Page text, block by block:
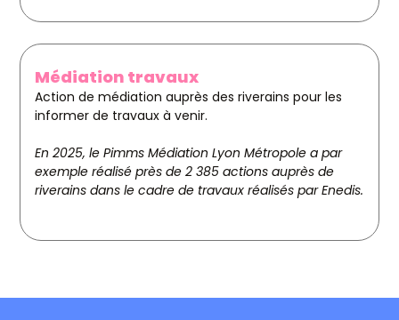
Médiation travaux
Action de médiation auprès des riverains pour les
informer de travaux à venir.
En 2025, le Pimms Médiation Lyon Métropole a par
exemple réalisé près de 2 385 actions auprès de
riverains dans le cadre de travaux réalisés par Enedis.